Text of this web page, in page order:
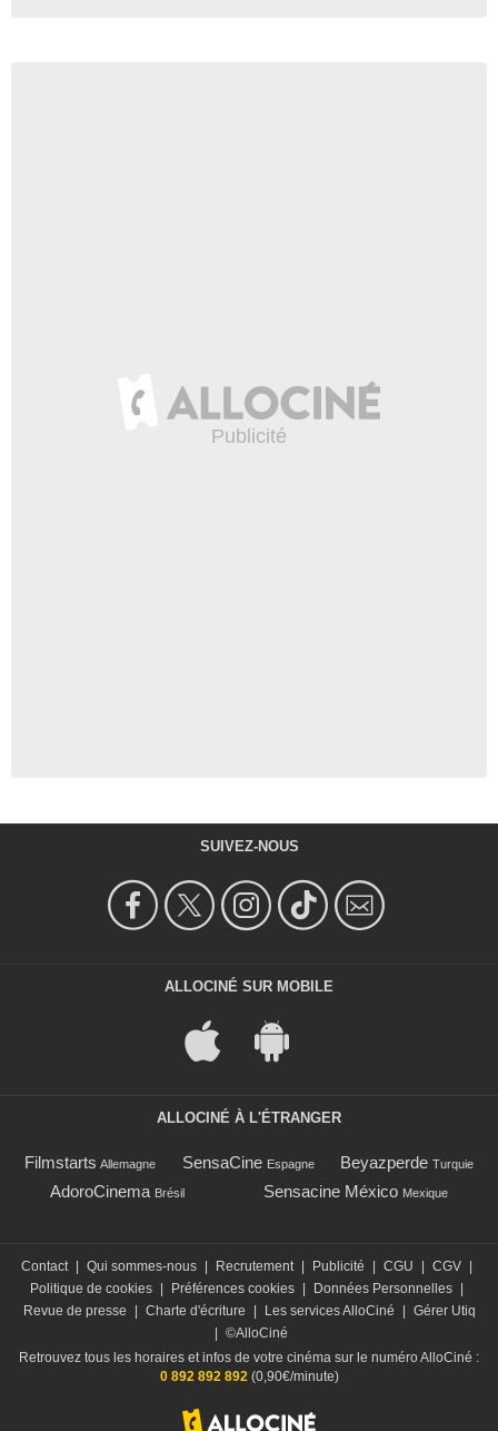
SUIVEZ-NOUS
ALLOCINÉ SUR MOBILE
ALLOCINÉ À L'ÉTRANGER
Filmstarts Allemagne SensaCine Espagne Beyazperde Turquie
AdoroCinema Brésil Sensacine México Mexique
Contact Qui sommes-nous Recrutement Publicité CGU CGV
Politique de cookies
Préférences cookies Données Personnelles
Revue de presse
Charte d'écriture Les services AlloCiné
Gérer Utiq
©AlloCiné
Retrouvez tous les horaires et infos de votre cinéma sur le numéro AlloCiné :
0 892 892 892(0,90€/minute)